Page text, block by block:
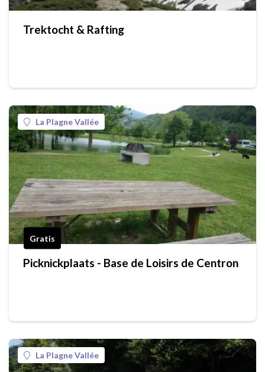
Trektocht & Rafting
La Plagne Vallée
Gratis
Picknickplaats - Base de Loisirs de Centron
La Plagne Vallée